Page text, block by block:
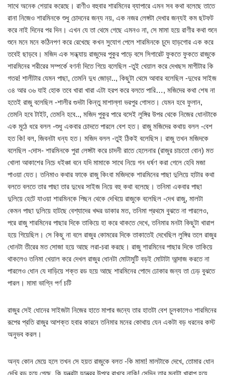
সাথে অনেক শেয়ার করেছে। রাণীও বহুবার শারমিনের ব্যাপারে এমন সব কথা বলেছে তাতে
রানা নিজেও শারমিনকে শুধু চোদনের জন্য নয়, এক নজর লেঙ্গটা দেখার জন্যই কম ছটফট
করে নাই দিনের পর দিন। এখন যে তা থেমে গেছে এমনও না, সে মামা হয়ে রাণীর কথা শুনে
শুনে মনে মনে কঠিনপণ করে রেখেছে কখন সুযোগ পেলে শারমিনকে চুদে হাড়গোর এক করে
তবেই ছাড়বে। মজিদ এক সন্ধ্যায় রাজুদের পুকুর পাড়ে বসে সিগারেট ফুকতে ফুকতে রাজুকে
শারমিনের শরীরের সম্পর্কে বণর্না দিতে গিয়ে বলেছিল -তুই খেয়াল করে দেখছস মাগীটার কি
গতর! শালীটার যেমন পাছা, তেমনি দুধ জোড়া.., কিছুটা থেমে আবার বলেছিল -দুধের সাইজ
৩৪ আর ৩৬ যাই হোক তবে খারা খারা এটা হরপ করে বলতে পারি…, মজিদের কথা শেষ না
হতেই রাজু বলেছিল -শালীর গুদটা কিন্তু মাশাল্লা ভরপুর গোসত। যেমন হবে ফুলান,
তেমনি হবে টাইট, তেমনি হবে.., মজিদ পুকুর পারে বসেই লুঙ্গির উপর থেকে নিজের ধোনটাকে
এক মুঠে ধরে বলল -শুধু একবার চোদতে পারলে বেশ হত। রাজু মজিদের কথায় বলল -বেশ
হত কি! বল, জিবনটা ধন্য হত। মজিদ বলল -তুই ঠিকই বলেছিস। রাজু তখন মজিদকে
বলেছিল -দোস- শারমিনকে পুরা লেঙ্গটা করে চাদনী রাতে হেলেনার (রাজুর চাচতো বোন) মত
খোলা আকাশের নিচে ধইঞ্চা বনে যদি মামাকে সাথে নিয়ে গন ধর্ষণ করা গেলে হেবি মজা
পাওয়া যেত। তনিমাও কথার ফাকে রাজু কিংবা মজিদকে শারমিনের পাছা দুলিয়ে হাটার কথা
বলতে বলতে তার পাছা তার দুধের সাইজ নিয়ে বহু কথা বলেছে। তনিমা একবার পাছা
দুলিয়ে হেটে যাওয়া শারমিনকে পিছন থেকে দেখিয়ে রাজুকে বলেছিল -দেখ রাজু, মালটা
কেমন পাছা দুলিয়ে হাটছে বেশ্যাদের খদ্দর ডাকার মত, তনিমা প্রথমে বুঝতে না পারলেও,
পরে রাজু শারমিনের পাছার দিকে তাকিয়ে হা করে থাকতে দেখে, তনিমার মনটা কিছুটা খারাপ
হয়ে গিয়েছিল। সে কিছু না বলে রাজুর কোমরের দিকে তাকাতেই দেখেছিল লুঙ্গির তলে রাজুর
ধোনটা তীরের মত সোজা হয়ে আছে লরা-চরা করছে। রাজু শারমিনের পাছার দিকে তাকিয়ে
থাকলেও তনিমা খেয়াল করে দেখল রাজুর ধোনটা মোটামুটি বড়ই মোটাটা আন্দাজ করতে না
পারলেও ধোন যে দাড়িয়ে শক্ত রড হয়ে আছে শারমিনের পোদে ঢোকার জন্য তা ঢেড় বুঝতে
পারল। মামা ভাগ্নি পর্ণ চটি
রাজুর সেই ধোনের সাইজটা নিজের হাতে মাপার জন্যে তার হাতটা বেশ চুলকালেও শারমিনের
রূপের প্রতি রাজুর আশক্ত হবার কারনে তনিমার মনের কোথায় যেন একটা বড় ধরনের কস্ট
অনুভব করল।
অন্য কোন মেয়ে হলে তখন সে হয়ত রাজুকে বলত -কি মামা! মালটাকে দেখে, তোমার ধোন
দেখি রড হয়ে গেছে, কি যন্ত্রটা যন্ত্রের উপরে রাখবে নাকি! সেদিন তার মনাটা খারাপ হয়ে